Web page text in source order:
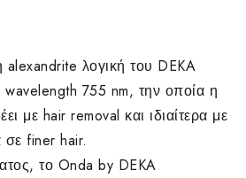
λογική του DEKA
wavelength 755 nm, την οποία η
με hair removal και ιδιαίτερα με
σε finer hair.
το Onda by DEKA